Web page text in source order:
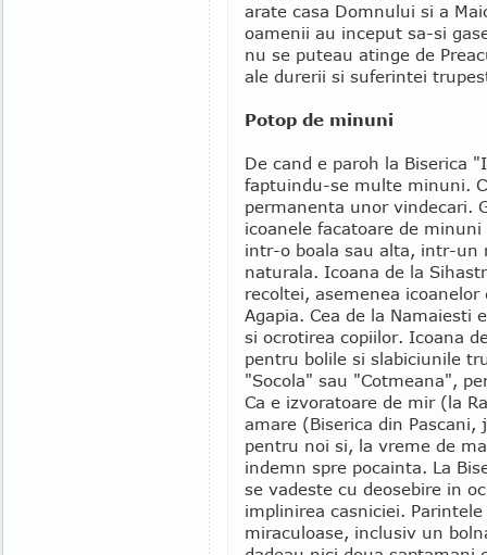
arate casa Domnului si a
oamenii au inceput sa-si
nu se puteau atinge de
ale durerii si suferintei
Potop de minuni
De cand e paroh la Biserica
faptuindu-se multe minuni.
permanenta unor vindecari.
icoanele facatoare de
intr-o boala sau alta, intr-un
naturala. Icoana de la
recoltei, asemenea
Agapia. Cea de la
si ocrotirea copiilor. Icoana
pentru bolile si slabiciunile
"Socola" sau "Cotmeana",
Ca e izvoratoare de mir (la
amare (Biserica din
pentru noi si, la vreme de
indemn spre pocainta. La
se vadeste cu deosebire in
implinirea casniciei.
miraculoase, inclusiv un